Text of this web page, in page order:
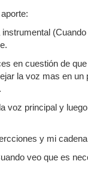
en cuestión de
la voz mas en
voz principal y
y mi
veo que es